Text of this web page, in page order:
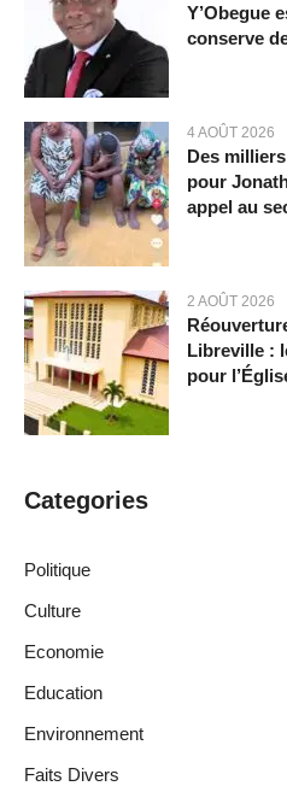
Y’Obegue
conserve
4 AOÛT 2026
Des
pour
appel au
2 AOÛT 2026
Libreville :
pour
Categories
Politique
Culture
Economie
Education
Environnement
Faits Divers